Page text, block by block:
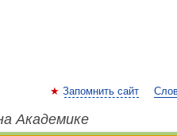
Запомнить сайт
Академике